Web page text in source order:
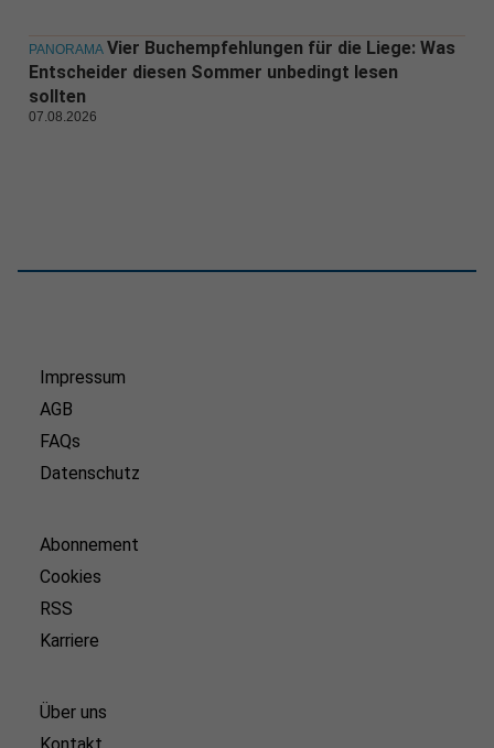
PANORAMA Vier Buchempfehlungen für die Liege: Was
Entscheider diesen Sommer unbedingt lesen
sollten
07.08.2026
Impressum
AGB
FAQs
Datenschutz
Abonnement
Cookies
RSS
Karriere
Über uns